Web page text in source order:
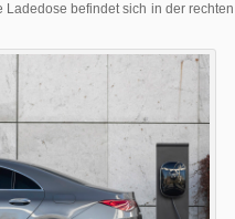
befindet sich in der rechten